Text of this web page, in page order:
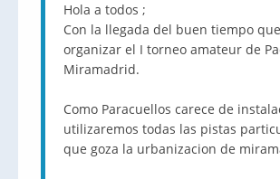
Hola a todos ;
Con la llegada del buen tiempo
organizar el I torneo amateur de
Miramadrid.
Como Paracuellos carece de
utilizaremos todas las pistas
que goza la urbanizacion de